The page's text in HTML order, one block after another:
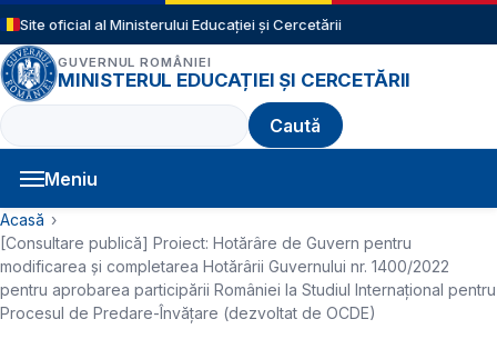
Sari la conținutul principal
Site oficial al Ministerului Educației și Cercetării
GUVERNUL ROMÂNIEI
MINISTERUL EDUCAȚIEI ȘI CERCETĂRII
Caută
Meniu
Navigație principală
Cale de navigare
Acasă
[Consultare publică] Proiect: Hotărâre de Guvern pentru
modificarea şi completarea Hotărârii Guvernului nr. 1400/2022
pentru aprobarea participării României la Studiul Internațional pentru
Procesul de Predare-Învățare (dezvoltat de OCDE)